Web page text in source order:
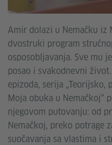
Amir dolazi u Nemačku iz
dvostruki program
osposobljavanja. Sve mu
posao i svakodnevni život.
epizoda, serija „Teorijsko,
Moja obuka u Nemačkoj“
njegovom putovanju: od
Nemačkoj, preko potrage
suočavanja sa vlastima i